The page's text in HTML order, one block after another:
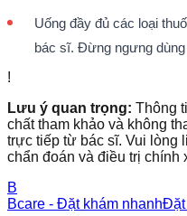
Uống đầy đủ các loại
bác sĩ. Đừng ngưng
!
Lưu ý quan trọng: Thông
chất tham khảo và không
trực tiếp từ bác sĩ. Vui
chẩn đoán và điều trị chính
B
Bcare - Đặt khám nhanhĐặt